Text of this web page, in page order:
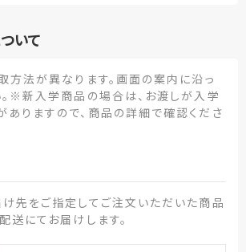
いて
方法が異なります。画面の案内に沿っ
※新入学商品の場合は、お渡しが入学
りますので、商品の詳細で確認くださ
先をご指定してご注文いただいた商品
送にてお届けします。